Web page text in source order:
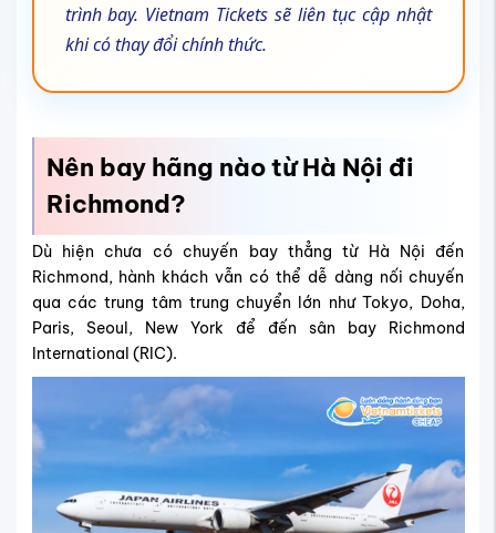
trình bay. Vietnam Tickets sẽ liên tục cập nhật
khi có thay đổi chính thức.
Nên bay hãng nào từ Hà Nội đi
Richmond?
Dù hiện chưa có chuyến bay thẳng từ Hà Nội đến
Richmond, hành khách vẫn có thể dễ dàng nối chuyến
qua các trung tâm trung chuyển lớn như Tokyo, Doha,
Paris, Seoul, New York để đến sân bay Richmond
International (RIC).